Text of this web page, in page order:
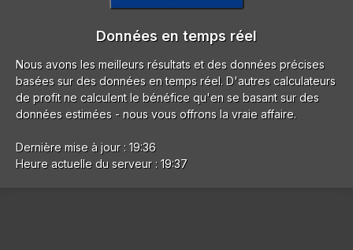
Données en temps réel
Nous avons les meilleurs résultats et des données précises
basées sur des données en temps réel. D'autres calculateurs
de profit ne calculent le bénéfice qu'en se basant sur des
données estimées - nous vous offrons la vraie affaire.
Dernière mise à jour : 19:36
Heure actuelle du serveur : 19:37